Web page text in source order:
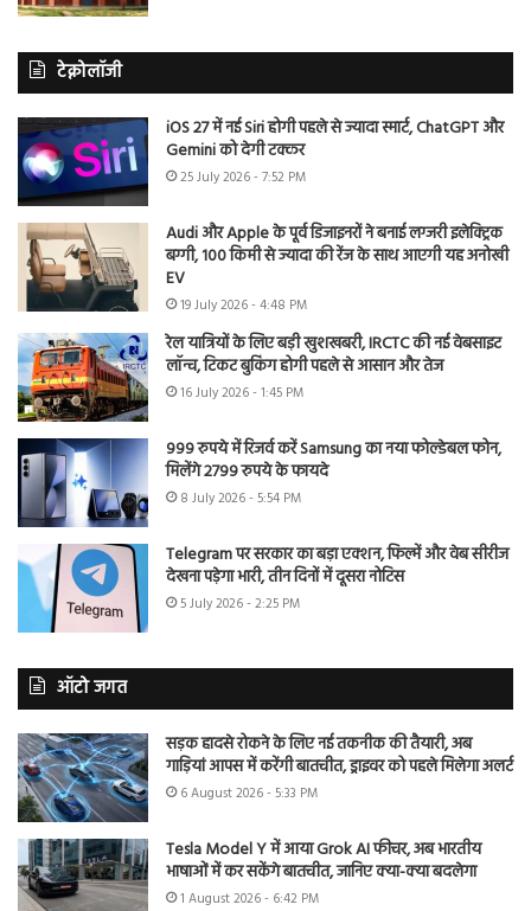
टेक्नोलॉजी
iOS 27 में नई Siri होगी पहले से ज्यादा स्मार्ट, ChatGPT और
Gemini को देगी टक्कर
25 July 2026 - 7:52 PM
Audi और Apple के पूर्व डिजाइनरों ने बनाई लग्जरी इलेक्ट्रिक
बग्गी, 100 किमी से ज्यादा की रेंज के साथ आएगी यह अनोखी
EV
19 July 2026 - 4:48 PM
रेल यात्रियों के लिए बड़ी खुशखबरी, IRCTC की नई वेबसाइट
लॉन्च, टिकट बुकिंग होगी पहले से आसान और तेज
16 July 2026 - 1:45 PM
999 रुपये में रिजर्व करें Samsung का नया फोल्डेबल फोन,
मिलेंगे 2799 रुपये के फायदे
8 July 2026 - 5:54 PM
Telegram पर सरकार का बड़ा एक्शन, फिल्में और वेब सीरीज
देखना पड़ेगा भारी, तीन दिनों में दूसरा नोटिस
5 July 2026 - 2:25 PM
ऑटो जगत
सड़क हादसे रोकने के लिए नई तकनीक की तैयारी, अब
गाड़ियां आपस में करेंगी बातचीत, ड्राइवर को पहले मिलेगा अलर्ट
6 August 2026 - 5:33 PM
Tesla Model Y में आया Grok AI फीचर, अब भारतीय
भाषाओं में कर सकेंगे बातचीत, जानिए क्या-क्या बदलेगा
1 August 2026 - 6:42 PM